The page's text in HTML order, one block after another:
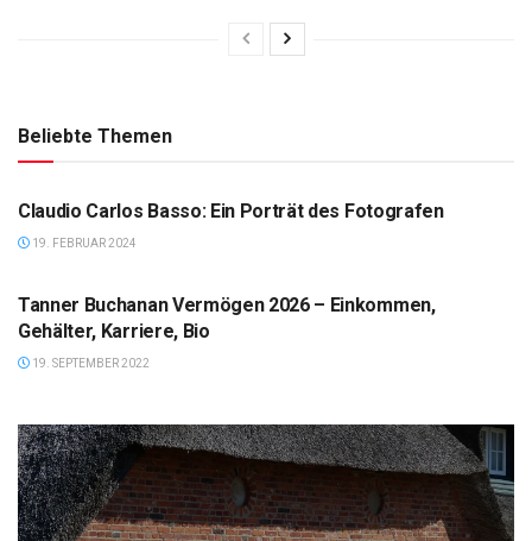
Beliebte Themen
VIPS
Claudio Carlos Basso: Ein Porträt des Fotografen
19. FEBRUAR 2024
Tanner Buchanan Vermögen 2026 – Einkommen,
Gehälter, Karriere, Bio
19. SEPTEMBER 2022